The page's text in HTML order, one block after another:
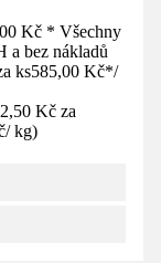
Kč * Všechny
a bez nákladů
ks585,00 Kč*/
Kč za
/ kg)